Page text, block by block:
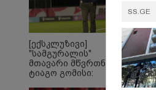
[ექსკლუზივი]
"სამგურალის"
მთავარი მწვრთნელი
ტიაგო გომისი:
SS.GE